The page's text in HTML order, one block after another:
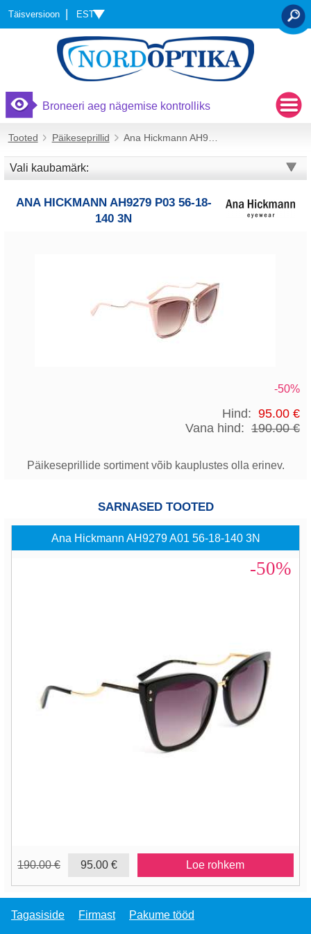
Täisversioon EST
Broneeri aeg nägemise kontrolliks
Tooted Päikeseprillid Ana Hickmann AH9279 P03 56-18-140 3N
Vali kaubamärk:
ANA HICKMANN AH9279 P03 56-18-
140 3N
-50%
Hind:95.00 €
Vana hind:190.00 €
Päikeseprillide sortiment võib kauplustes olla erinev.
SARNASED TOOTED
Ana Hickmann AH9279 A01 56-18-140 3N
-50%
190.00 € 95.00 € Loe rohkem
Tagasiside Firmast Pakume tööd